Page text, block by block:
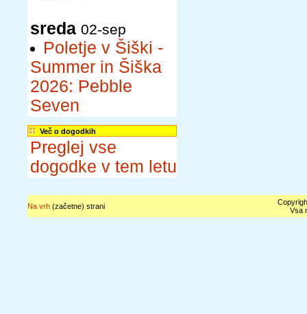
sreda 02-sep
Poletje v Šiški -
Summer in Šiška
2026: Pebble
Seven
Več o dogodkih
Preglej vse
dogodke v tem letu
Na vrh(začetne) strani
Vsa